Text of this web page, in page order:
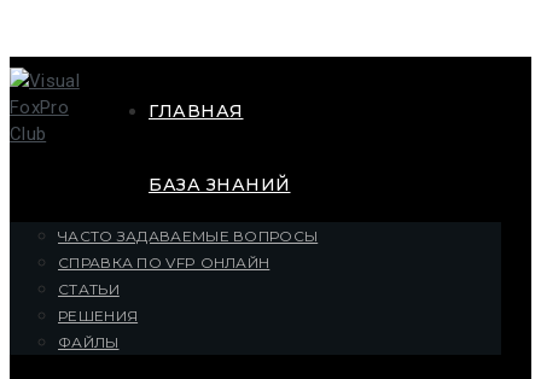
ГЛАВНАЯ
БАЗА ЗНАНИЙ
ЧАСТО ЗАДАВАЕМЫЕ ВОПРОСЫ
СПРАВКА ПО VFP ОНЛАЙН
СТАТЬИ
РЕШЕНИЯ
ФАЙЛЫ